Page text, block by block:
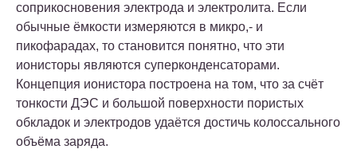
соприкосновения электрода и электролита. Если
обычные ёмкости измеряются в микро,- и
пикофарадах, то становится понятно, что эти
ионисторы являются суперконденсаторами.
Концепция ионистора построена на том, что за счёт
тонкости ДЭС и большой поверхности пористых
обкладок и электродов удаётся достичь колоссального
объёма заряда.